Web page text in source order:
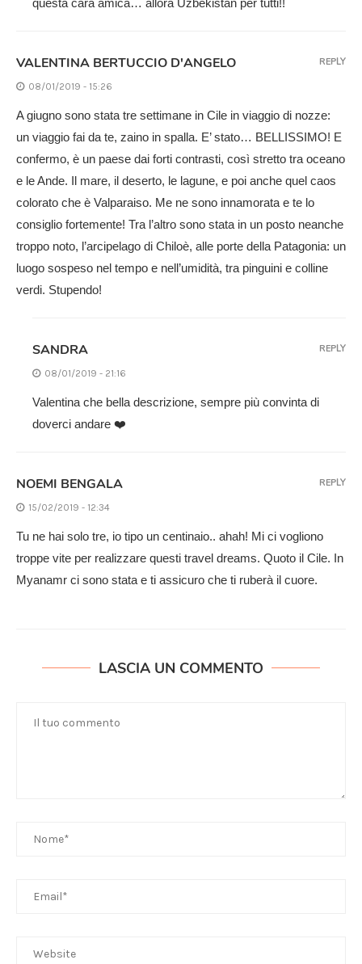
VALENTINA BERTUCCIO D'ANGELO
08/01/2019 - 15:26
A giugno sono stata tre settimane in Cile in viaggio di nozze:
un viaggio fai da te, zaino in spalla. E’ stato… BELLISSIMO! E
confermo, è un paese dai forti contrasti, così stretto tra oceano
e le Ande. Il mare, il deserto, le lagune, e poi anche quel caos
colorato che è Valparaiso. Me ne sono innamorata e te lo
consiglio fortemente! Tra l’altro sono stata in un posto neanche
troppo noto, l’arcipelago di Chiloè, alle porte della Patagonia: un
luogo sospeso nel tempo e nell’umidità, tra pinguini e colline
verdi. Stupendo!
REPLY
SANDRA
08/01/2019 - 21:16
Valentina che bella descrizione, sempre più convinta di
doverci andare ❤️
REPLY
NOEMI BENGALA
15/02/2019 - 12:34
Tu ne hai solo tre, io tipo un centinaio.. ahah! Mi ci vogliono
troppe vite per realizzare questi travel dreams. Quoto il Cile. In
Myanamr ci sono stata e ti assicuro che ti ruberà il cuore.
REPLY
LASCIA UN COMMENTO